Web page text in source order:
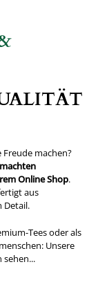
machen?
Online Shop.
aus
Detail.
Tees oder als
Unsere